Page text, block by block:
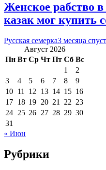
Женское рабство
казак мог купить
Русская семерка3 месяца
Август 2026
Пн Вт Ср Чт Пт Сб Вс
1
2
3
4 5 6 7 8
9
10 11 12 13 14 15 16
17 18 19 20 21 22 23
24 25 26 27 28 29 30
31
« Июн
Рубрики